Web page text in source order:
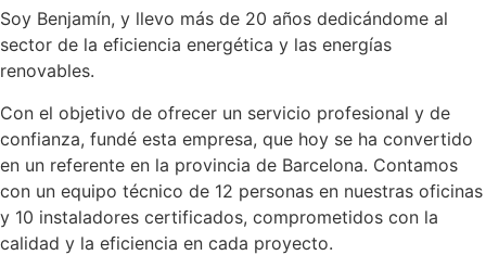
Soy Benjamín, y llevo más de 20 años dedicándome al
sector de la eficiencia energética y las energías
renovables.
Con el objetivo de ofrecer un servicio profesional y de
confianza, fundé esta empresa, que hoy se ha convertido
en un referente en la provincia de Barcelona. Contamos
con un equipo técnico de 12 personas en nuestras oficinas
y 10 instaladores certificados, comprometidos con la
calidad y la eficiencia en cada proyecto.